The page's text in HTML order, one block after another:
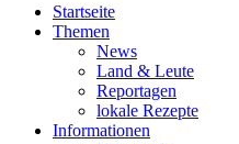
Startseite
Themen
News
Land & Leute
Reportagen
lokale Rezepte
Informationen